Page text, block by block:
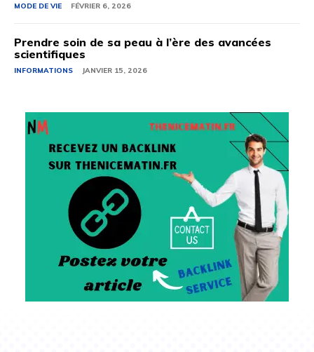
MODE DE VIE FÉVRIER 6, 2026
Prendre soin de sa peau à l’ère des avancées
scientifiques
INFORMATIONS JANVIER 15, 2026